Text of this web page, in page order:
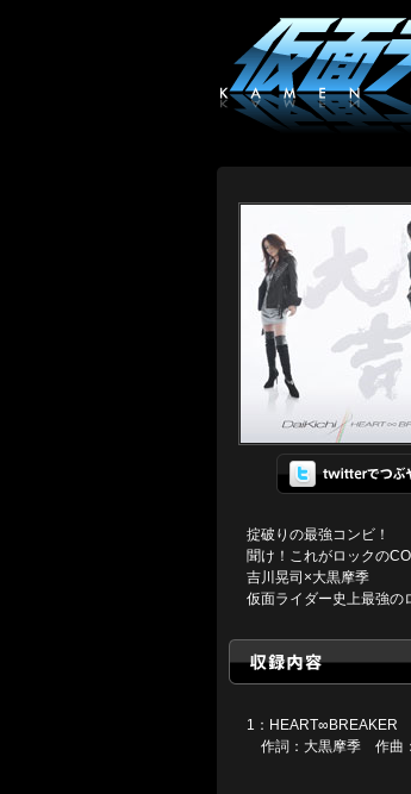
掟破りの最強コンビ！
聞け！これがロックの
吉川晃司×大黒摩季
仮面ライダー史上最強の
1：HEART∞BREAKER
作詞：大黒摩季 作曲